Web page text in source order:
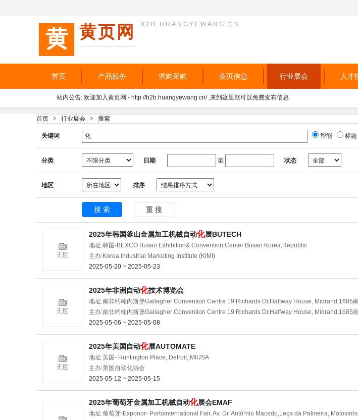
黄 黄页网 B2B.HUANGYEWANG.CN
首页 产品服务 求购采购 黄页信息 行业展会 人才
站内公告: 欢迎加入黄页网 - http://b2b.huangyewang.cn/ ,来到这里就可以免费发布信息
首页 > 行业展会 > 搜索
关键词 智能 标题
分类 日期 至 状态
地区 排序
2025年韩国釜山金属加工机械自动化展BUTECH
地址:韩国-BEXCO Busan Exhibition& Convention Center Busan Korea,Republic
主办:Korea Industrial Marketing Institute (KIMI)
2025-05-20 ~ 2025-05-23
2025年非洲自动化技术博览会
地址:南非约翰内斯堡Gallagher Convention Centre 19 Richards Dr,Halfway House, Midrand,1685
主办:南非约翰内斯堡Gallagher Convention Centre 19 Richards Dr,Halfway House, Midrand,1685
2025-05-06 ~ 2025-05-08
2025年美国自动化展AUTOMATE
地址:美国- Huntington Place, Detroit, MIUSA
主办:美国自动化协会
2025-05-12 ~ 2025-05-15
2025年葡萄牙金属加工机械自动化展会EMAF
地址:葡萄牙-Exponor- PortoInternational Fair, Av. Dr. Antó³nio Macedo,Leça da Palmeira,